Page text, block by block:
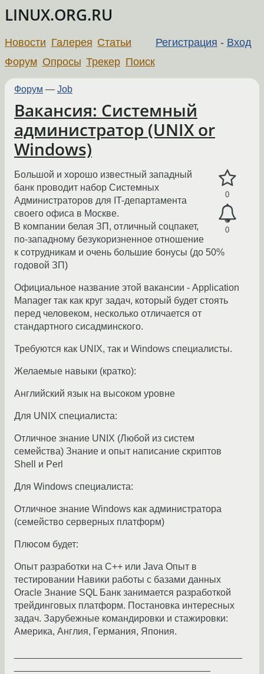
LINUX.ORG.RU
Регистрация - Вход
Новости Галерея Статьи
Форум Опросы Трекер Поиск
Форум — Job
Вакансия: Системный
администратор (UNIX or
Windows)
0
0
Большой и хорошо известный западный
банк проводит набор Системных
Администраторов для IT-департамента
своего офиса в Москве.
В компании белая ЗП, отличный соцпакет,
по-западному безукоризненное отношение
к сотрудникам и очень большие бонусы (до 50%
годовой ЗП)
Официальное название этой вакансии - Application
Manager так как круг задач, который будет стоять
перед человеком, несколько отличается от
стандартного сисадминского.
Требуются как UNIX, так и Windows специалисты.
Желаемые навыки (кратко):
Английский язык на высоком уровне
Для UNIX специалиста:
Отличное знание UNIX (Любой из систем
семейства) Знание и опыт написание скриптов
Shell и Perl
Для Windows специалиста:
Отличное знание Windows как администратора
(семейство серверных платформ)
Плюсом будет:
Опыт разработки на C++ или Java Опыт в
тестировании Навики работы с базами данных
Oracle Знание SQL Банк занимается разработкой
трейдинговых платформ. Постановка интересных
задач. Зарубежные командировки и стажировки:
Америка, Англия, Германия, Япония.